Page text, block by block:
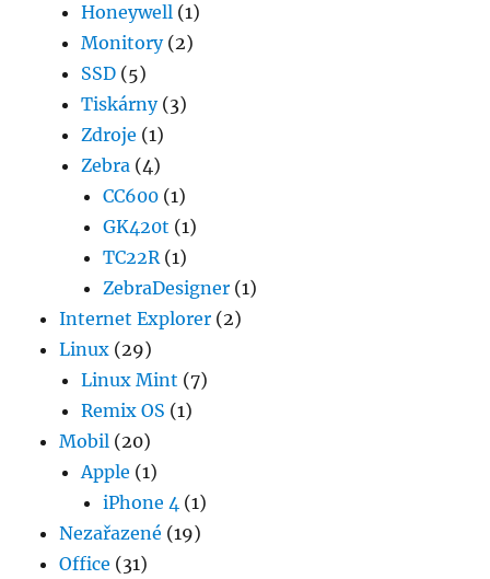
Honeywell (1)
Monitory(2)
SSD (5)
Tiskárny(3)
Zdroje (1)
Zebra (4)
CC600 (1)
GK420t (1)
TC22R(1)
ZebraDesigner (1)
Internet Explorer (2)
Linux (29)
Linux Mint (7)
Remix OS (1)
Mobil (20)
Apple (1)
iPhone 4 (1)
Nezařazené (19)
Office (31)